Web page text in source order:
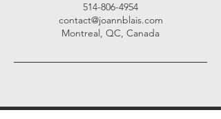
514-806-4954
contact@joannblais.com
Montreal, QC, Canada